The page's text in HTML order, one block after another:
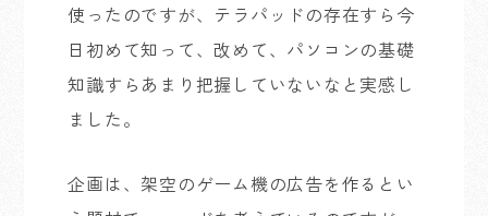
使ったのですが、テラパッドの存在すら今
日初めて知って、改めて、パソコンの基礎
知識すらあまり把握していないなと実感し
ました。
企画は、架空のゲーム機の広告を作るとい